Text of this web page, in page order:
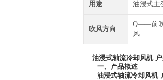
用途 油浸式主
吹风方向
Q——前
风
油浸式轴流冷却风机
一、产品概述
油浸式轴流冷却风机